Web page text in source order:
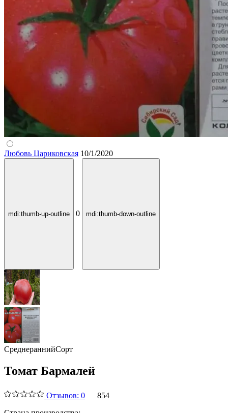
Любовь Цариковская 10/1/2020
mdi:thumb-up-outline 0 mdi:thumb-down-outline
СреднераннийСорт
Томат Бармалей
Отзывов: 0
854